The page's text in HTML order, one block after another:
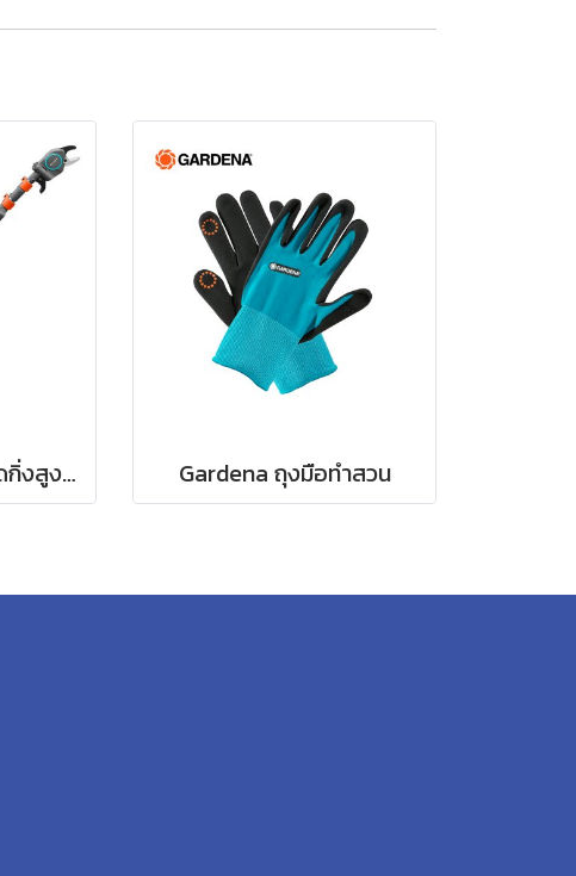
Gardena กรรไกรตัดกิ่งสูงแบบดึง ปรับความยาวได้ 400 ซม. (12081-20) Gardena ถุงมือทำสวน